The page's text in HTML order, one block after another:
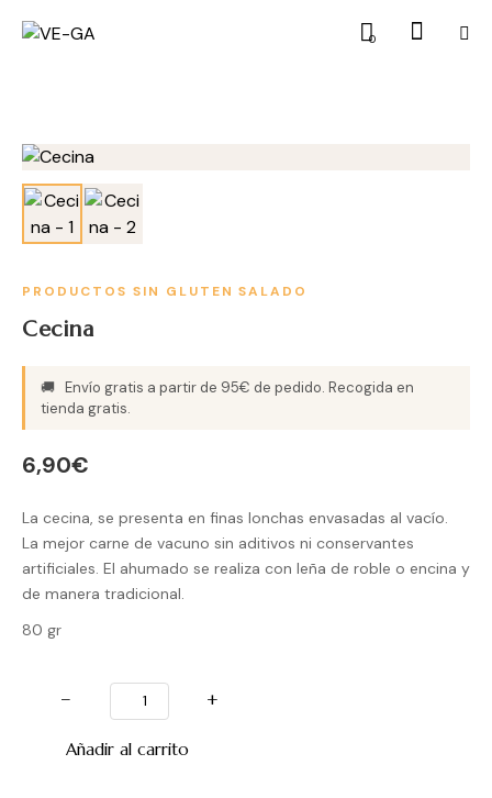
0
PRODUCTOS SIN GLUTEN SALADO
Cecina
🚚 Envío gratis a partir de 95€ de pedido. Recogida en
tienda gratis.
6,90€
La cecina, se presenta en finas lonchas envasadas al vacío.
La mejor carne de vacuno sin aditivos ni conservantes
artificiales. El ahumado se realiza con leña de roble o encina y
de manera tradicional.
80 gr
− +
Añadir al carrito